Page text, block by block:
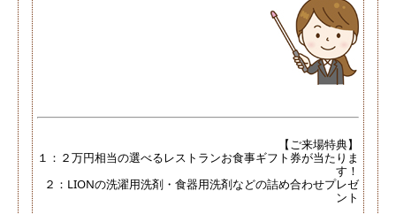
【ご来場特典】
１：２万円相当の選べるレストランお食事ギフト券が当たりま
す！
２：LIONの洗濯用洗剤・食器用洗剤などの詰め合わせプレゼ
ント